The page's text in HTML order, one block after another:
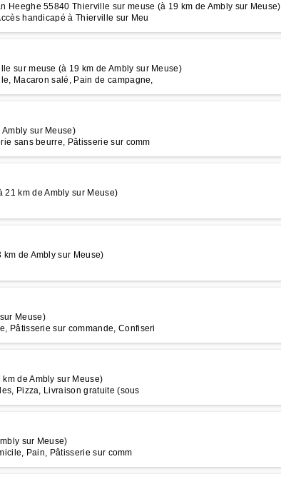
Heeghe 55840 Thierville sur meuse (à 19 km de Ambly sur Meuse)
handicapé à Thierville sur Meu
sur meuse (à 19 km de Ambly sur Meuse)
Macaron salé, Pain de campagne,
sur Meuse)
sans beurre, Pâtisserie sur comm
km de Ambly sur Meuse)
de Ambly sur Meuse)
Meuse)
Pâtisserie sur commande, Confiseri
de Ambly sur Meuse)
Pizza, Livraison gratuite (sous
sur Meuse)
Pain, Pâtisserie sur comm